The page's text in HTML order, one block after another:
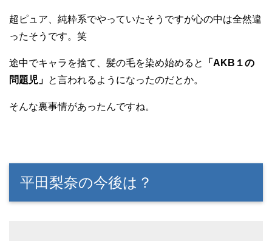
超ピュア、純粋系でやっていたそうですが心の中は全然違
ったそうです。笑
途中でキャラを捨て、髪の毛を染め始めると
「AKB１の
問題児」 と言われるようになったのだとか。
そんな裏事情があったんですね。
平田梨奈の今後は？